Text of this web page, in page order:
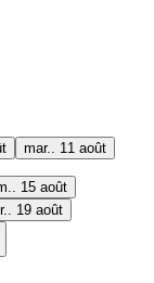
mar.. 11 août
15 août
19 août